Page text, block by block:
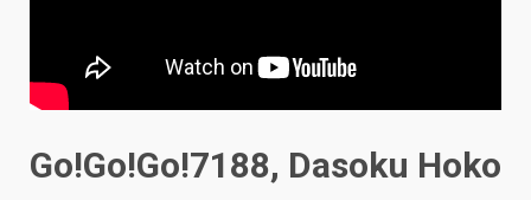
Go!Go!Go!7188, Dasoku Hoko